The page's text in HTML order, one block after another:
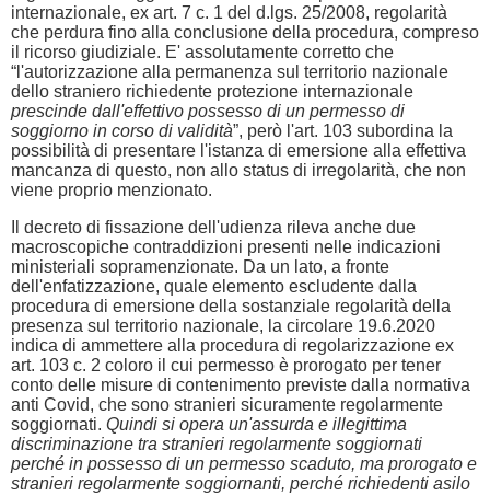
internazionale, ex art. 7 c. 1 del d.lgs. 25/2008, regolarità
che perdura fino alla conclusione della procedura, compreso
il ricorso giudiziale. E' assolutamente corretto che
“l'autorizzazione alla permanenza sul territorio nazionale
dello straniero richiedente protezione internazionale
prescinde dall'effettivo possesso di un permesso di
soggiorno in corso di validità”, però l'art. 103 subordina la
possibilità di presentare l'istanza di emersione alla effettiva
mancanza di questo, non allo status di irregolarità, che non
viene proprio menzionato.
Il decreto di fissazione dell'udienza rileva anche due
macroscopiche contraddizioni presenti nelle indicazioni
ministeriali sopramenzionate. Da un lato, a fronte
dell'enfatizzazione, quale elemento escludente dalla
procedura di emersione della sostanziale regolarità della
presenza sul territorio nazionale, la circolare 19.6.2020
indica di ammettere alla procedura di regolarizzazione ex
art. 103 c. 2 coloro il cui permesso è prorogato per tener
conto delle misure di contenimento previste dalla normativa
anti Covid, che sono stranieri sicuramente regolarmente
soggiornati. Quindi si opera un'assurda e illegittima
discriminazione tra stranieri regolarmente soggiornati
perché in possesso di un permesso scaduto, ma prorogato e
stranieri regolarmente soggiornanti, perché richiedenti asilo